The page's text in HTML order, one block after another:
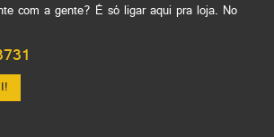
com a gente? É só ligar aqui pra loja. No